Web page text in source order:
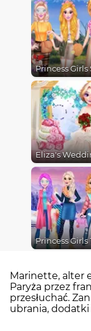
Marinette, alter
Paryża przez
przesłuchać.
ubrania,